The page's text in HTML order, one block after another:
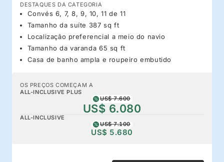
DESTAQUES DA CATEGORIA
Convés 6, 7, 8, 9, 10, 11 de 11
Tamanho da suíte 387 sq ft
Localização preferencial a meio do navio
Tamanho da varanda 65 sq ft
Casa de banho ampla e roupeiro embutido
OS PREÇOS COMEÇAM A
ALL-INCLUSIVE PLUS
US$ 7.600
US$ 6.080
ALL-INCLUSIVE
US$ 7.100
US$ 5.680